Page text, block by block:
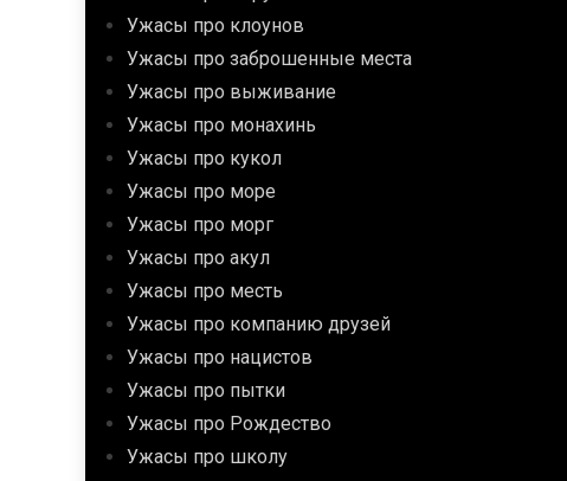
Ужасы про клоунов
Ужасы про заброшенные места
Ужасы про выживание
Ужасы про монахинь
Ужасы про кукол
Ужасы про море
Ужасы про морг
Ужасы про акул
Ужасы про месть
Ужасы про компанию друзей
Ужасы про нацистов
Ужасы про пытки
Ужасы про Рождество
Ужасы про школу